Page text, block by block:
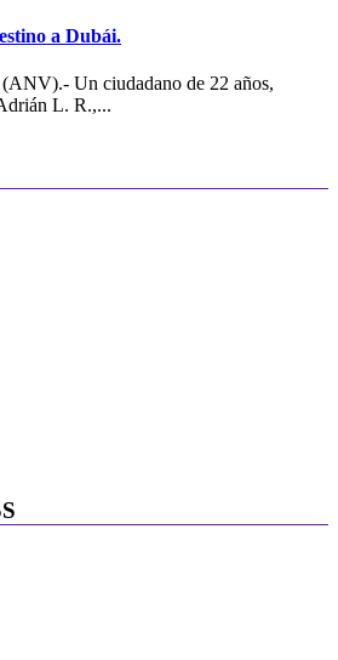
a Dubái.
Un ciudadano de 22 años,
L. R.,...